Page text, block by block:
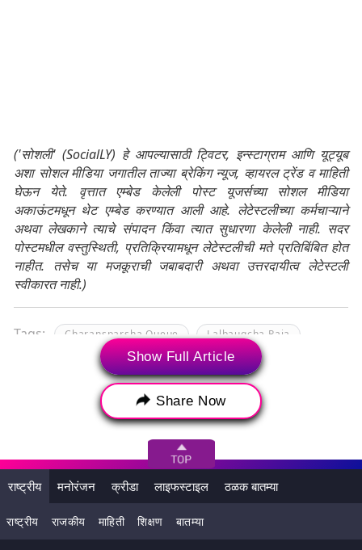
('सोशली' (SocialLY) हे आपल्यासाठी ट्विटर, इन्स्टाग्राम आणि यूट्यूब
अशा सोशल मीडिया जगातील ताज्या ब्रेकिंग न्यूज, व्हायरल ट्रेंड व माहिती
घेऊन येते. वृत्तात एम्बेड केलेली पोस्ट यूजर्सच्या सोशल मीडिया
अकाऊंटमधून थेट एम्बेड करण्यात आली आहे. लेटेस्टलीच्या कर्मचाऱ्याने
अथवा लेखकाने त्याचे संपादन किंवा त्यात सुधारणा केलेली नाही. सदर
पोस्टमधील वस्तुस्थिती, प्रतिक्रियामधून लेटेस्टलीची मते प्रतिबिंबित होत
नाहीत. तसेच या मजकूराची जबाबदारी अथवा उत्तरदायीत्व लेटेस्टली
स्वीकारत नाही.)
Tags: Charansparsha Queue Lalbaugcha Raja
Lalbaugcha Raja 2023
Lalbaugcha Raja Immersion Procession
Mukhadarshan Queue चरणस्पर्शाची रांग
लालबागचा राजा 2023
Show Full Article
Share Now
राष्ट्रीय मनोरंजन क्रीडा लाइफस्टाइल ठळक बातम्या
राष्ट्रीय राजकीय माहिती शिक्षण बातम्या